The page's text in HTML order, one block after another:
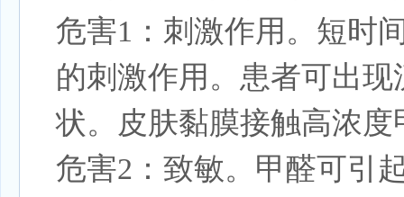
危害1：刺激作用。短时
的刺激作用。患者可出
状。皮肤黏膜接触高浓
危害2：致敏。甲醛可引